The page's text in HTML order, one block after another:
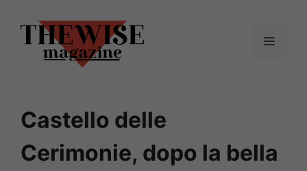
contenuto
Menu
Castello delle
Cerimonie, dopo la bella